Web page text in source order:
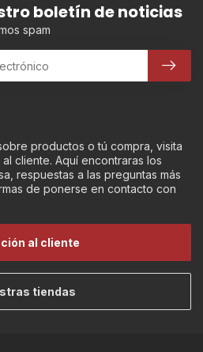
productos o tú compra, visita
cliente. Aquí encontraras los
respuestas a las preguntas más
de ponerse en contacto con
al cliente
tiendas
boletín de noticias
spam